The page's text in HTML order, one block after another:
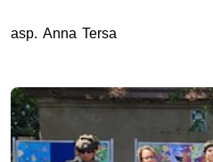
asp. Anna Tersa